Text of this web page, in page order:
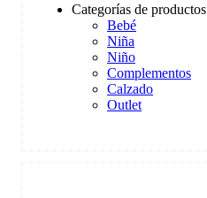
Categorías de productos
Bebé
Niña
Niño
Complementos
Calzado
Outlet